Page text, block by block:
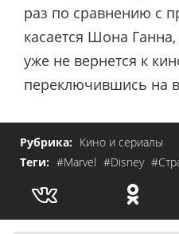
раз по сравнению с
касается Шона Ганна,
уже не вернется к
переключившись на
Рубрика: Кино и сериалы
Теги: #Marvel #Disney